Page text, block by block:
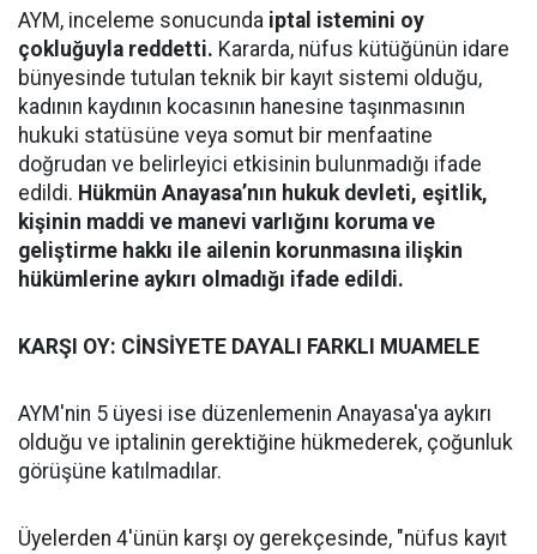
AYM, inceleme sonucunda iptal istemini oy
çokluğuyla reddetti. Kararda, nüfus kütüğünün idare
bünyesinde tutulan teknik bir kayıt sistemi olduğu,
kadının kaydının kocasının hanesine taşınmasının
hukuki statüsüne veya somut bir menfaatine
doğrudan ve belirleyici etkisinin bulunmadığı ifade
edildi. Hükmün Anayasa’nın hukuk devleti, eşitlik,
kişinin maddi ve manevi varlığını koruma ve
geliştirme hakkı ile ailenin korunmasına ilişkin
hükümlerine aykırı olmadığı ifade edildi.
KARŞI OY: CİNSİYETE DAYALI FARKLI MUAMELE
AYM'nin 5 üyesi ise düzenlemenin Anayasa'ya aykırı
olduğu ve iptalinin gerektiğine hükmederek, çoğunluk
görüşüne katılmadılar.
Üyelerden 4'ünün karşı oy gerekçesinde, "nüfus kayıt